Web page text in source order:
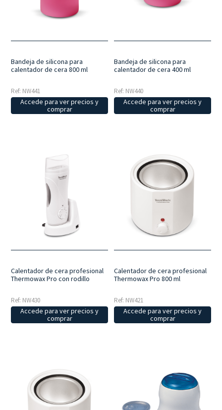
Bandeja de silicona para
calentador de cera 800 ml
Ref: NW441
Accede para ver precios y
comprar
Bandeja de silicona para
calentador de cera 400 ml
Ref: NW440
Accede para ver precios y
comprar
Calentador de cera profesional
Thermowax Pro con rodillo
Ref: NW430
Accede para ver precios y
comprar
Calentador de cera profesional
Thermowax Pro 800 ml
Ref: NW421
Accede para ver precios y
comprar